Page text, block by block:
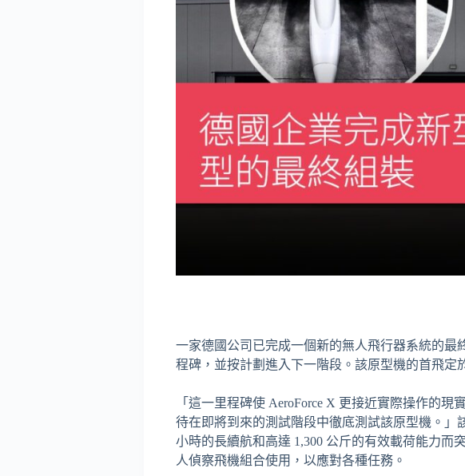
一家德國公司已完成一個新的無人飛行器系統的最
程碑，並按計劃進入下一階段。該原型機的首飛定
「這一里程碑使 AeroForce X 更接近實際操作的
待在即將到來的測試階段中徹底測試該原型機。
小時的長續航和高達 1,300 公斤的有效載荷能力而
人偵察飛機組合使用，以應對各種任務。